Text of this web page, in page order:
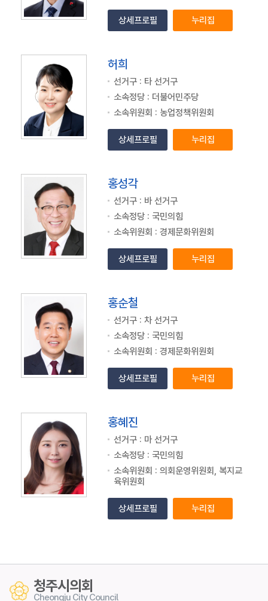
상세프로필 누리집
허희
선거구 : 타 선거구
소속정당 : 더불어민주당
소속위원회 : 농업정책위원회
상세프로필 누리집
홍성각
선거구 : 바 선거구
소속정당 : 국민의힘
소속위원회 : 경제문화위원회
상세프로필 누리집
홍순철
선거구 : 차 선거구
소속정당 : 국민의힘
소속위원회 : 경제문화위원회
상세프로필 누리집
홍혜진
선거구 : 마 선거구
소속정당 : 국민의힘
소속위원회 : 의회운영위원회, 복지교
육위원회
상세프로필 누리집
청주시의회
Cheongju City Council